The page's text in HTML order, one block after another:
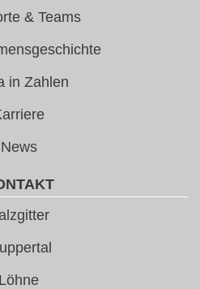
& Teams
in Zahlen
News
Löhne